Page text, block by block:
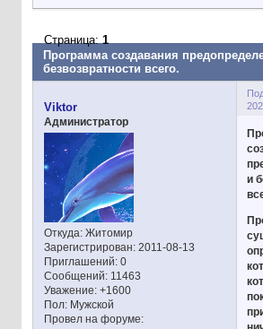
Программа создавания
безвозвратности всего.
Страница:1
Viktor
Администратор
Откуда:Житомир
Зарегистрирован: 2011-08-13
Приглашений:0
Сообщений:11463
Уважение: +1600
Пол:Мужской
Провел на форуме:
и